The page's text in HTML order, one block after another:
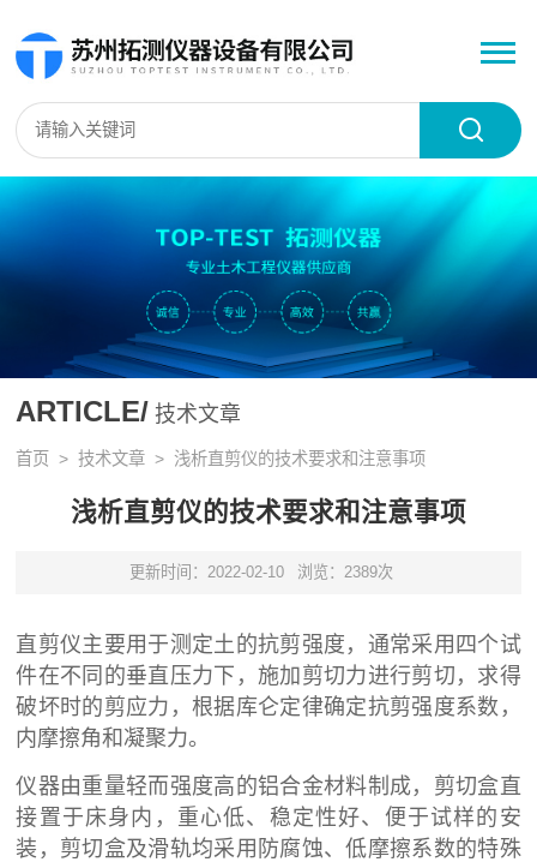
ARTICLE/ 技术文章
首页 >技术文章 > 浅析直剪仪的技术要求和注意事项
浅析直剪仪的技术要求和注意事项
更新时间：2022-02-10 浏览：2389次
直剪仪主要用于测定土的抗剪强度，通常采用四个试
件在不同的垂直压力下，施加剪切力进行剪切，求得
破坏时的剪应力，根据库仑定律确定抗剪强度系数，
内摩擦角和凝聚力。
仪器由重量轻而强度高的铝合金材料制成，剪切盒直
接置于床身内，重心低、稳定性好、便于试样的安
装，剪切盒及滑轨均采用防腐蚀、低摩擦系数的特殊